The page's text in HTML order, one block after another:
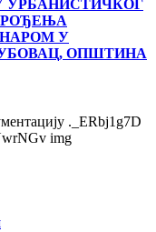
УРБАНИСТИЧКОГ
РОЂЕЊА
У
ОПШТИНА
._ERbj1g7D
img